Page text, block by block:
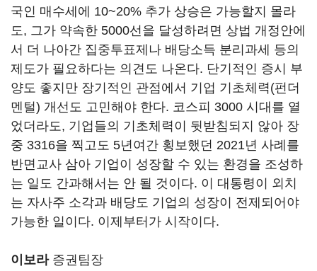
국인 매수세에 10~20% 추가 상승은 가능할지 몰라
도, 그가 약속한 5000선을 달성하려면 상법 개정안에
서 더 나아간 집중투표제나 배당소득 분리과세 등의
제도가 필요하다는 의견도 나온다. 단기적인 증시 부
양도 좋지만 장기적인 관점에서 기업 기초체력(펀더
멘털) 개선도 고민해야 한다. 코스피 3000 시대를 열
었더라도, 기업들의 기초체력이 뒷받침되지 않아 장
중 3316을 찍고도 5년여간 횡보했던 2021년 사례를
반면교사 삼아 기업이 성장할 수 있는 환경을 조성하
는 일도 간과해서는 안 될 것이다. 이 대통령이 외치
는 자사주 소각과 배당도 기업의 성장이 전제되어야
가능한 일이다. 이제부터가 시작이다.
이보라증권팀장